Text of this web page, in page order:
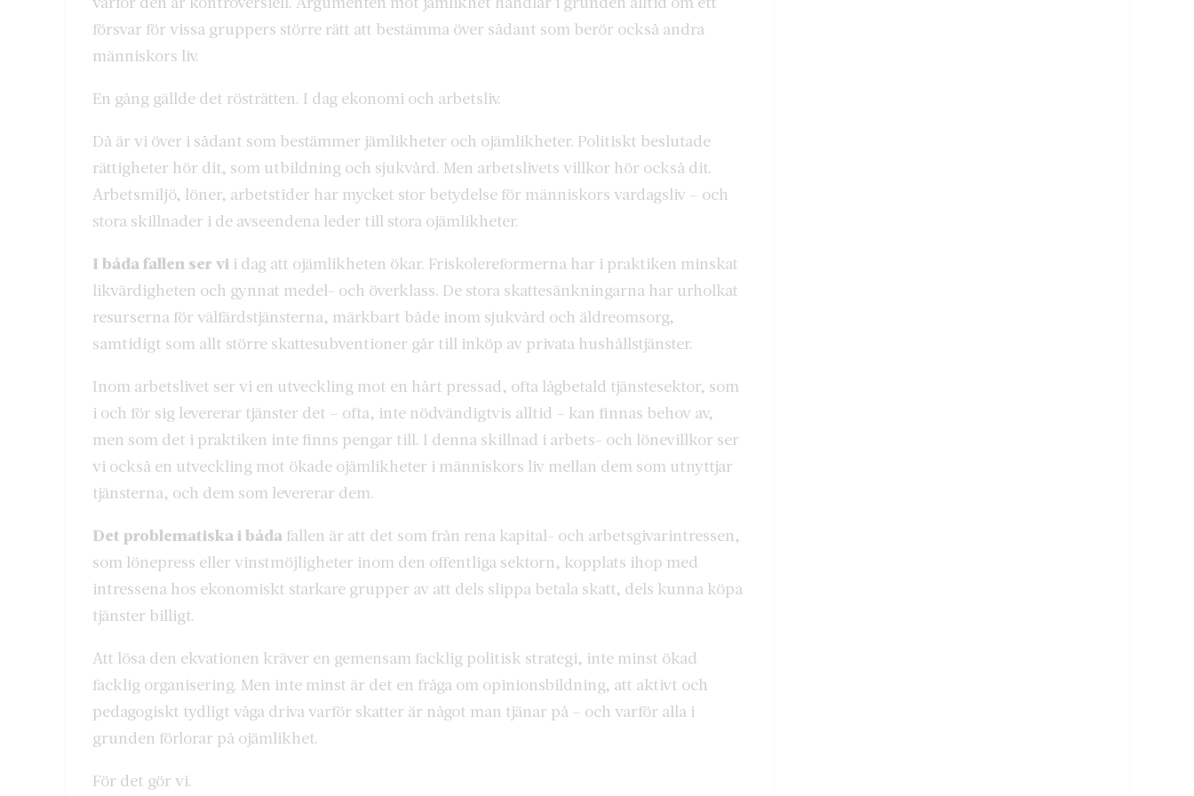
försvar för vissa gruppers större rätt att bestämma över sådant som berör också andra
människors liv.
En gång gällde det rösträtten. I dag ekonomi och arbetsliv.
Då är vi över i sådant som bestämmer jämlikheter och ojämlikheter. Politiskt beslutade
rättigheter hör dit, som utbildning och sjukvård. Men arbetslivets villkor hör också dit.
Arbetsmiljö, löner, arbetstider har mycket stor betydelse för människors vardagsliv – och
stora skillnader i de avseendena leder till stora ojämlikheter.
I båda fallen ser vi i dag att ojämlikheten ökar. Friskolereformerna har i praktiken minskat
likvärdigheten och gynnat medel- och överklass. De stora skattesänkningarna har urholkat
resurserna för välfärdstjänsterna, märkbart både inom sjukvård och äldreomsorg,
samtidigt som allt större skattesubventioner går till inköp av privata hushållstjänster.
Inom arbetslivet ser vi en utveckling mot en hårt pressad, ofta lågbetald tjänstesektor, som
i och för sig levererar tjänster det – ofta, inte nödvändigtvis alltid – kan finnas behov av,
men som det i praktiken inte finns pengar till. I denna skillnad i arbets- och lönevillkor ser
vi också en utveckling mot ökade ojämlikheter i människors liv mellan dem som utnyttjar
tjänsterna, och dem som levererar dem.
Det problematiska i båda fallen är att det som från rena kapital- och arbetsgivarintressen,
som lönepress eller vinstmöjligheter inom den offentliga sektorn, kopplats ihop med
intressena hos ekonomiskt starkare grupper av att dels slippa betala skatt, dels kunna köpa
tjänster billigt.
Att lösa den ekvationen kräver en gemensam facklig politisk strategi, inte minst ökad
facklig organisering. Men inte minst är det en fråga om opinionsbildning, att aktivt och
pedagogiskt tydligt våga driva varför skatter är något man tjänar på – och varför alla i
grunden förlorar på ojämlikhet.
För det gör vi.